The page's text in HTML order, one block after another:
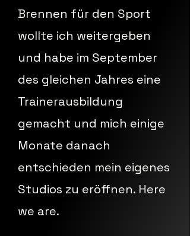
Brennen für den Sport
wollte ich weitergeben
und habe im September
des gleichen Jahres eine
Trainerausbildung
gemacht und mich einige
Monate danach
entschieden mein eigenes
Studios zu eröffnen. Here
we are.